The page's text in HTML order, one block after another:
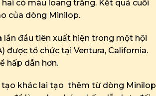
có màu loang trắng. Kết quả cuối
của dòng Minilop.
lần đầu tiên xuất hiện trong một hội
được tổ chức tại Ventura, California.
hấp dẫn hơn.
tạo khác lai tạo thêm từ dòng Minilop